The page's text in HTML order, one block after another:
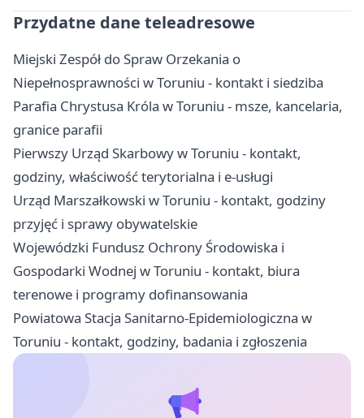
Przydatne dane teleadresowe
Miejski Zespół do Spraw Orzekania o
Niepełnosprawności w Toruniu - kontakt i siedziba
Parafia Chrystusa Króla w Toruniu - msze, kancelaria,
granice parafii
Pierwszy Urząd Skarbowy w Toruniu - kontakt,
godziny, właściwość terytorialna i e-usługi
Urząd Marszałkowski w Toruniu - kontakt, godziny
przyjęć i sprawy obywatelskie
Wojewódzki Fundusz Ochrony Środowiska i
Gospodarki Wodnej w Toruniu - kontakt, biura
terenowe i programy dofinansowania
Powiatowa Stacja Sanitarno-Epidemiologiczna w
Toruniu - kontakt, godziny, badania i zgłoszenia